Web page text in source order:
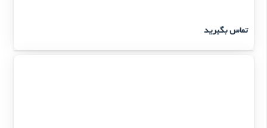
تماس بگیرید